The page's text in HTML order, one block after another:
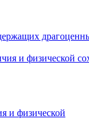
и физической